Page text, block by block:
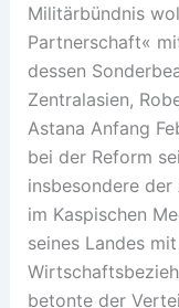
Militärbündnis
Partnerschaft«
dessen
Zentralasien,
Astana Anfang
bei der Reform
insbesondere
im Kaspischen
seines Landes
betonte der